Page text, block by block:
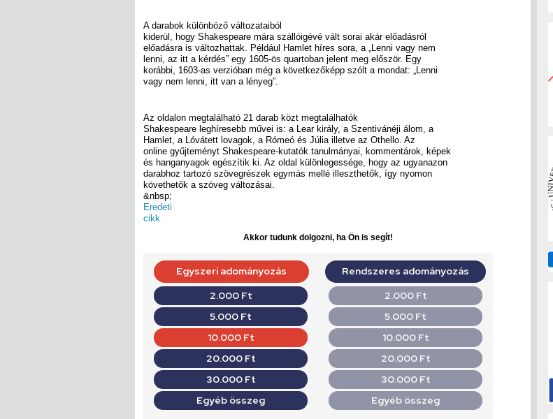
A darabok különböző változataiból
kiderül, hogy Shakespeare mára szállóigévé vált sorai akár előadásról
előadásra is változhattak. Például Hamlet híres sora, a „Lenni vagy nem
lenni, az itt a kérdés” egy 1605-ös quartoban jelent meg először. Egy
korábbi, 1603-as verzióban még a következőképp szólt a mondat: „Lenni
vagy nem lenni, itt van a lényeg”.
Az oldalon megtalálható 21 darab közt megtalálhatók
Shakespeare leghíresebb művei is: a Lear király, a Szentivánéji álom, a
Hamlet, a Lóvátett lovagok, a Rómeó és Júlia illetve az Othello. Az
online gyűjteményt Shakespeare-kutatók tanulmányai, kommentárok, képek
és hanganyagok egészítik ki. Az oldal különlegessége, hogy az ugyanazon
darabhoz tartozó szövegrészek egymás mellé illeszthetők, így nyomon
követhetők a szöveg változásai.
&nbsp;
Eredeti
cikk
Akkor tudunk dolgozni, ha Ön is segít!